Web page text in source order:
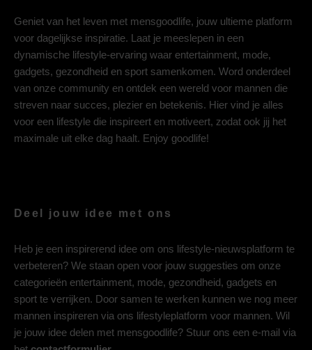
Geniet van het leven met mensgoodlife, jouw ultieme platform
voor dagelijkse inspiratie. Laat je meeslepen in een
dynamische lifestyle-ervaring waar entertainment, mode,
gadgets, gezondheid en sport samenkomen. Word onderdeel
van onze community en ontdek een wereld voor mannen die
streven naar succes, plezier en betekenis. Hier vind je alles
voor een lifestyle die inspireert en motiveert, zodat ook jij het
maximale uit elke dag haalt. Enjoy goodlife!
Deel jouw idee met ons
Heb je een inspirerend idee om ons lifestyle-nieuwsplatform te
verbeteren? We staan open voor jouw suggesties om onze
categorieën entertainment, mode, gezondheid, gadgets en
sport te verrijken. Door samen te werken kunnen we nog meer
mannen inspireren via ons lifestyleplatform voor mannen. Wil
je jouw idee delen met mensgoodlife? Stuur ons een e-mail via